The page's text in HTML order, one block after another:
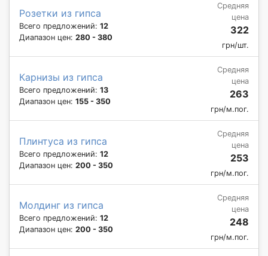
Розетки из гипса
Всего предложений: 12
Диапазон цен: 280 - 380
Средняя
цена
322
грн/шт.
Карнизы из гипса
Всего предложений: 13
Диапазон цен: 155 - 350
Средняя
цена
263
грн/м.пог.
Плинтуса из гипса
Всего предложений: 12
Диапазон цен: 200 - 350
Средняя
цена
253
грн/м.пог.
Молдинг из гипса
Всего предложений: 12
Диапазон цен: 200 - 350
Средняя
цена
248
грн/м.пог.